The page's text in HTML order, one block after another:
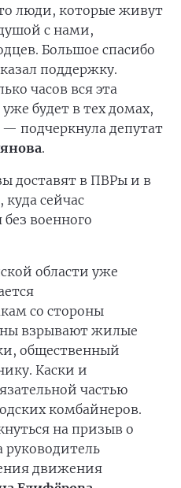
люди, которые живут
с нами,
Большое спасибо
поддержку.
часов вся эта
будет в тех домах,
— подчеркнула депутат
.
доставят в ПВРы и в
сейчас
военного
области уже
со стороны
взрывают жилые
общественный
Каски и
частью
комбайнеров.
на призыв о
движения